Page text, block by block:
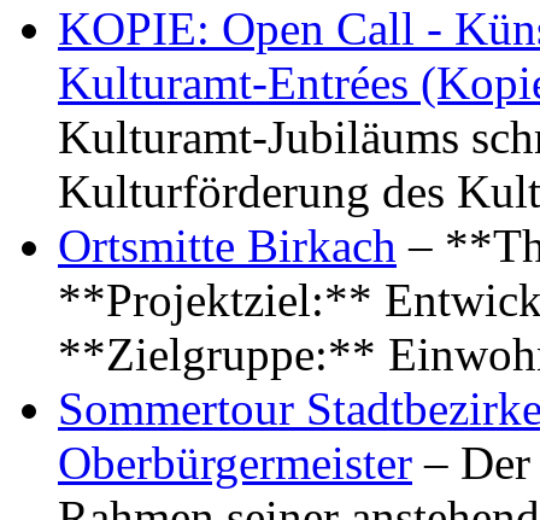
KOPIE: Open Call -
Kulturamt-Entrées
Kulturamt-Jubiläums
Kulturförderung des
Ortsmitte Birkach –
**Projektziel:**
**Zielgruppe:**
Sommertour
Oberbürgermeister –